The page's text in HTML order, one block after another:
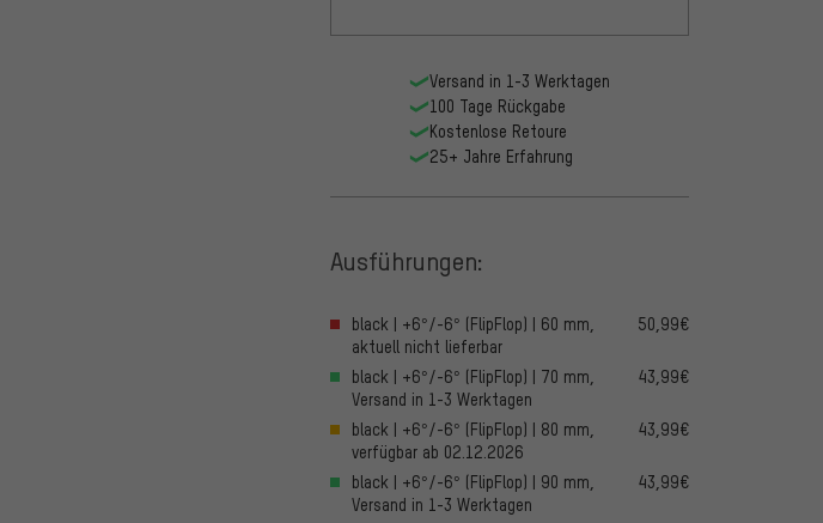
Versand in 1-3 Werktagen
100 Tage Rückgabe
Kostenlose Retoure
25+ Jahre Erfahrung
Ausführungen:
black | +6°/-6° (FlipFlop) | 60 mm,
aktuell nicht lieferbar
50,99€
black | +6°/-6° (FlipFlop) | 70 mm,
Versand in 1-3 Werktagen
43,99€
black | +6°/-6° (FlipFlop) | 80 mm,
verfügbar ab 02.12.2026
43,99€
black | +6°/-6° (FlipFlop) | 90 mm,
Versand in 1-3 Werktagen
43,99€